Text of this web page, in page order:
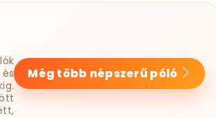
Még több népszerű póló